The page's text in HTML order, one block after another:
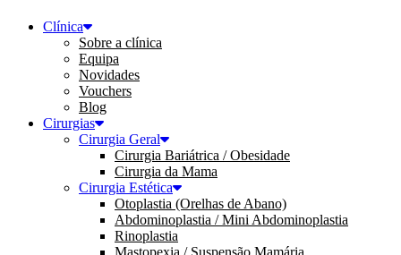
Clínica
Sobre a clínica
Equipa
Novidades
Vouchers
Blog
Cirurgias
Cirurgia Geral
Cirurgia Bariátrica / Obesidade
Cirurgia da Mama
Cirurgia Estética
Otoplastia (Orelhas de Abano)
Abdominoplastia / Mini Abdominoplastia
Rinoplastia
Mastopexia / Suspensão Mamária